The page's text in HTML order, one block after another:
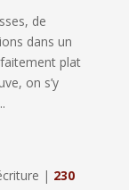
de
dans un
plat
on s’y
| 230